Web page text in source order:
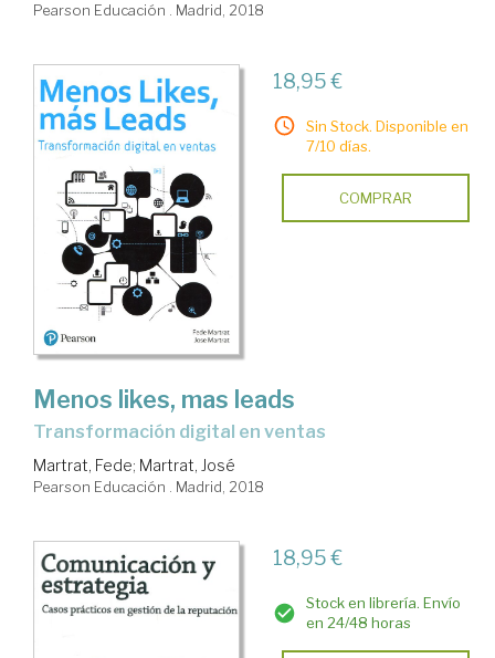
Pearson Educación . Madrid, 2018
18,95 €
Sin Stock. Disponible en
7/10 días.
COMPRAR
Menos likes, mas leads
transformación digital en ventas
Martrat, Fede; Martrat, José
Pearson Educación . Madrid, 2018
18,95 €
Stock en librería. Envío
en 24/48 horas